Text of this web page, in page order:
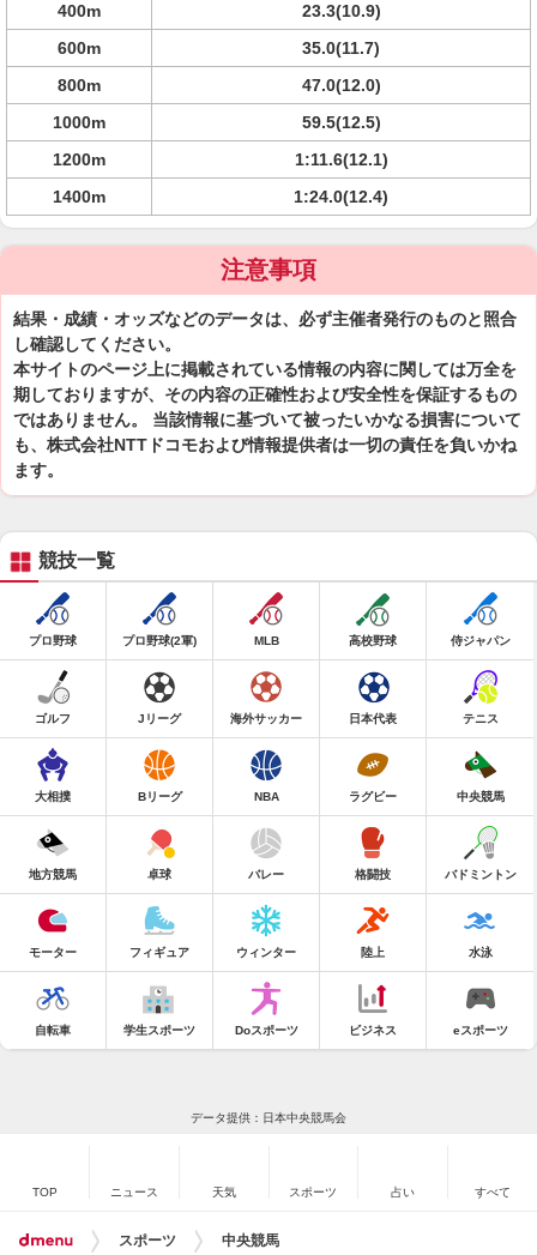
400m
23.3(10.9)
600m
35.0(11.7)
800m
47.0(12.0)
1000m
59.5(12.5)
1200m
1:11.6(12.1)
1400m
1:24.0(12.4)
注意事項
結果・成績・オッズなどのデータは、必ず主催者発行のものと照合
し確認してください。
本サイトのページ上に掲載されている情報の内容に関しては万全を
期しておりますが、その内容の正確性および安全性を保証するもの
ではありません。 当該情報に基づいて被ったいかなる損害について
も、株式会社NTTドコモおよび情報提供者は一切の責任を負いかね
ます。
競技一覧
プロ野球 プロ野球(2軍) MLB 高校野球 侍ジャパン
ゴルフ Jリーグ 海外サッカー 日本代表 テニス
大相撲 Bリーグ NBA ラグビー 中央競馬
地方競馬 卓球 バレー 格闘技 バドミントン
モーター フィギュア ウィンター 陸上 水泳
自転車 学生スポーツ Doスポーツ ビジネス eスポーツ
データ提供：日本中央競馬会
TOP ニュース 天気 スポーツ 占い すべて
スポーツ 中央競馬